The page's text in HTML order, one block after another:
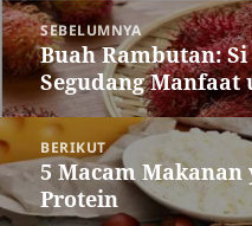
Navigasi
pos SEBELUMNYA
Pos
sebelumnya:
Buah Rambutan:
Segudang Manfaat
BERIKUT
Pos
berikutnya:
5 Macam
Protein